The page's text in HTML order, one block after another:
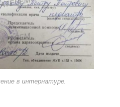
в интернатуре.